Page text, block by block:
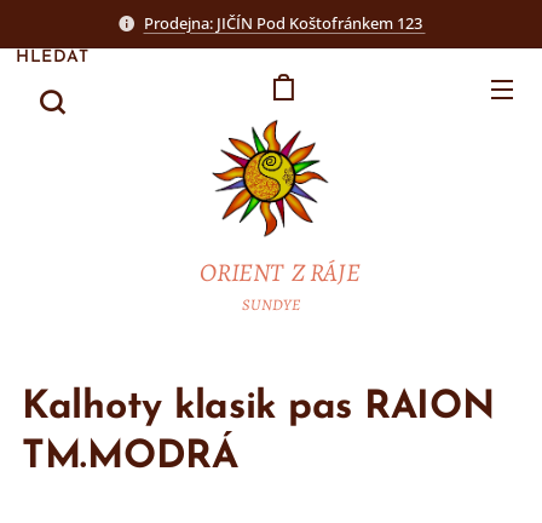
Prodejna: JIČÍN Pod Koštofránkem 123
ORIENT Z RÁJE
SUNDYE
HLEDAT
Kalhoty klasik pas RAION
TM.MODRÁ